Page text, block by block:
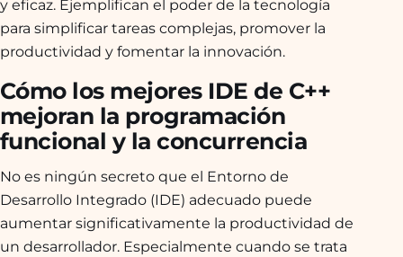
y eficaz. Ejemplifican el poder de la tecnología
para simplificar tareas complejas, promover la
productividad y fomentar la innovación.
Cómo los mejores IDE de C++
mejoran la programación
funcional y la concurrencia
No es ningún secreto que el Entorno de
Desarrollo Integrado (IDE) adecuado puede
aumentar significativamente la productividad de
un desarrollador. Especialmente cuando se trata